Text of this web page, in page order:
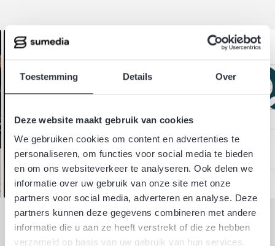
Toestemming Details Over
Deze website maakt gebruik van cookies
We gebruiken cookies om content en advertenties te
personaliseren, om functies voor social media te bieden
en om ons websiteverkeer te analyseren. Ook delen we
informatie over uw gebruik van onze site met onze
partners voor social media, adverteren en analyse. Deze
partners kunnen deze gegevens combineren met andere
informatie die u aan ze heeft verstrekt of die ze hebben
verzameld op basis van uw gebruik van hun services.
Effectieve merkkarakters